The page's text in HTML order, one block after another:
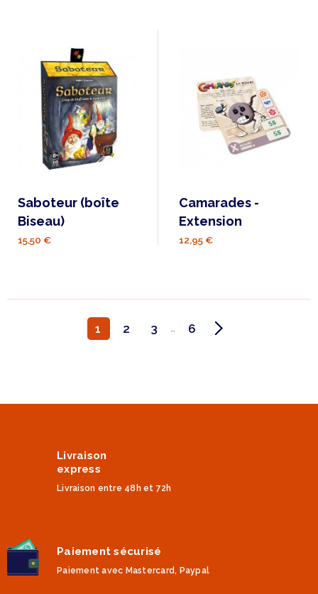
Saboteur (boîte
Biseau)
15,50 €
Camarades -
Extension
12,95 €
1 2 3 … 6
Livraison
express
Livraison entre 48h et 72h
Paiement sécurisé
Paiement avec Mastercard, Paypal